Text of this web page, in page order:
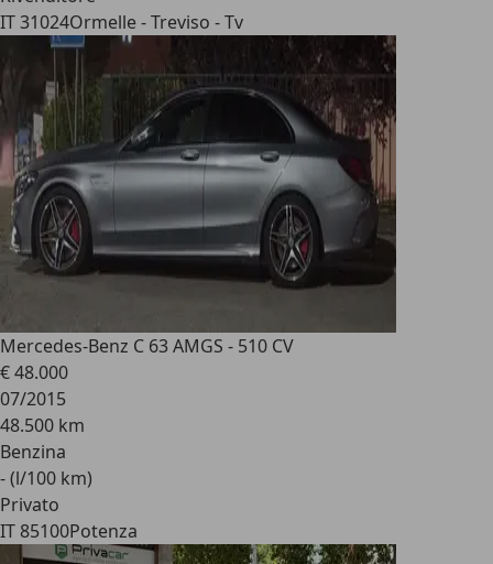
IT 31024Ormelle - Treviso - Tv
Mercedes-Benz C 63 AMGS - 510 CV
€ 48.000
07/2015
48.500 km
Benzina
- (l/100 km)
Privato
IT 85100Potenza